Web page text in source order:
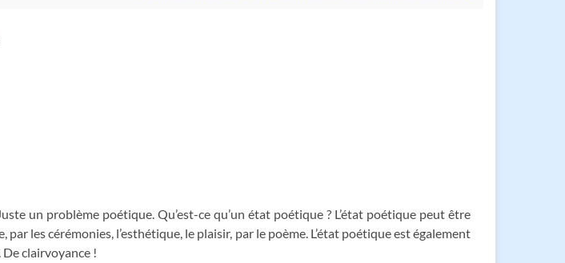
un problème poétique. Qu’est-ce qu’un état poétique ? L’état poétique peut être
les cérémonies, l’esthétique, le plaisir, par le poème. L’état poétique est également
De clairvoyance !